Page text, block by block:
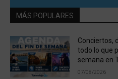
MÁS POPULARES
Conciertos,
todo lo que
semana en
07/08/2026